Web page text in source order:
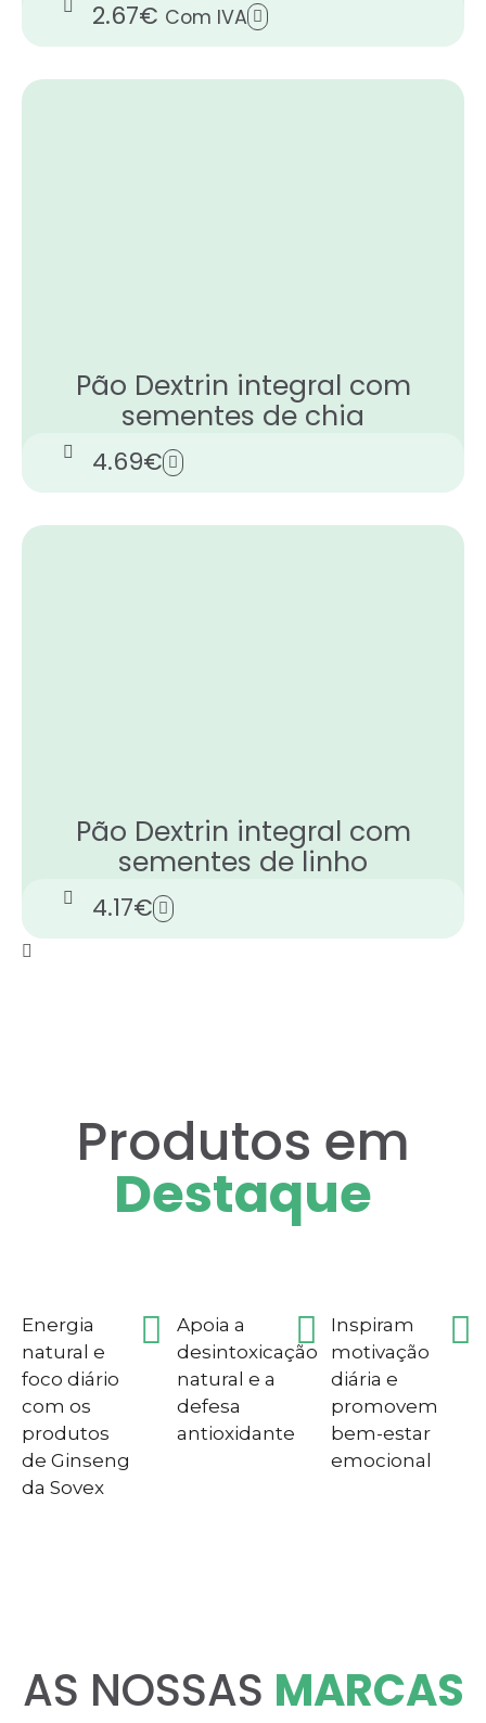
2.67€ Com IVA
Pão Dextrin integral com
sementes de chia
4.69€
Pão Dextrin integral com
sementes de linho
4.17€
Produtos em
Destaque
Energia
natural e
foco diário
com os
produtos
de Ginseng
da Sovex
Apoia a
desintoxicação
natural e a
defesa
antioxidante
Inspiram
motivação
diária e
promovem
bem-estar
emocional
AS NOSSAS MARCAS